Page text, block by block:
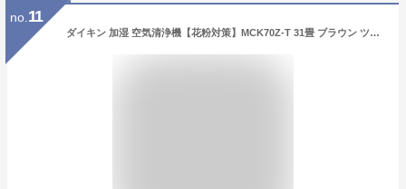
no. 11
ダイキン 加湿 空気清浄機【花粉対策】MCK70Z-T 31畳 ブラウン ツインストリーマ 静音設計 強力吸引 壁際設置 お手入れ簡単 省エネ スマホ操作 ウイルス ハウスダスト PM2.5 脱臭